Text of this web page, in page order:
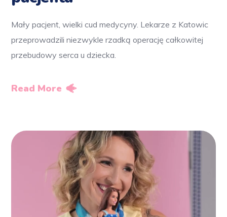
Mały pacjent, wielki cud medycyny. Lekarze z Katowic
przeprowadzili niezwykle rzadką operację całkowitej
przebudowy serca u dziecka.
Read More